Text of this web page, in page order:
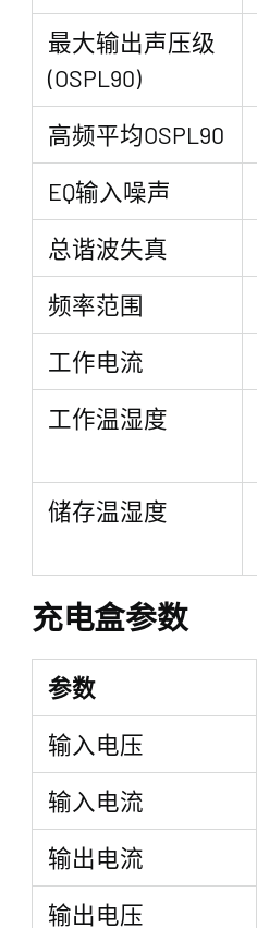
最大输出声压级
(OSPL90)
高频平均OSPL90
EQ输入噪声
总谐波失真
频率范围
工作电流
工作温湿度
储存温湿度
充电盒参数
参数
输入电压
输入电流
输出电流
输出电压